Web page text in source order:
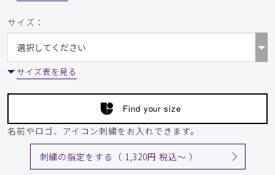
サイズ：
サイズ表を見る
Find your size
名前やロゴ、アイコン刺繍をお入れできます。
刺繍の指定をする（ 1,320円 税込〜 ）